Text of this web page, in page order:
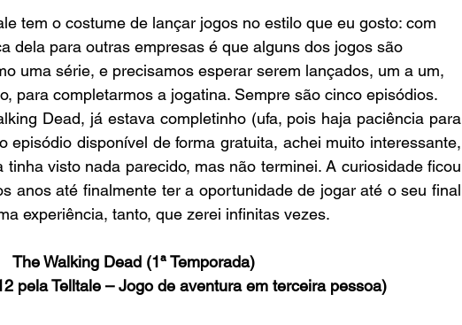
tem o costume de lançar jogos no estilo que eu gosto: com
dela para outras empresas é que alguns dos jogos são
uma série, e precisamos esperar serem lançados, um a um,
para completarmos a jogatina. Sempre são cinco episódios.
Dead, já estava completinho (ufa, pois haja paciência para
episódio disponível de forma gratuita, achei muito interessante,
tinha visto nada parecido, mas não terminei. A curiosidade ficou
anos até finalmente ter a oportunidade de jogar até o seu final
experiência, tanto, que zerei infinitas vezes.
The Walking Dead (1ª Temporada)
pela Telltale – Jogo de aventura em terceira pessoa)